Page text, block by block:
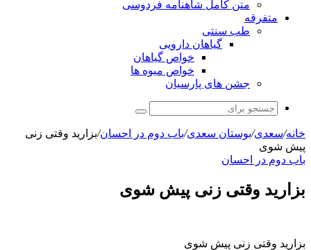
متن کامل شاهنامه فردوسی
متفرقه
طب سنتی
گیاهان دارویی
خواص گیاهان
خواص میوه ها
جشن های پارسیان
جستجو
برای
خانه/سعدی/بوستان سعدی/باب دوم در احسان/بزارید وقتی زنی
پیش شوی
باب دوم در احسان
بزارید وقتی زنی پیش شوی
بزارید وقتی زنی پیش شوی